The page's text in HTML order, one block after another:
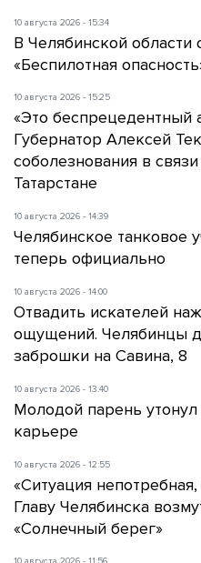
10 августа 2026 - 15:34
В Челябинской
«Беспилотная
10 августа 2026 - 15:25
«Это беспрецедентный
Губернатор Алексей
соболезнования в
Татарстане
10 августа 2026 - 14:39
Челябинское танковое
теперь официально
10 августа 2026 - 14:00
Отвадить искателей
ощущений. Челябинцы
заброшки на Савина, 8
10 августа 2026 - 13:40
Молодой парень
карьере
10 августа 2026 - 12:55
«Ситуация
Главу Челябинска
«Солнечный берег»